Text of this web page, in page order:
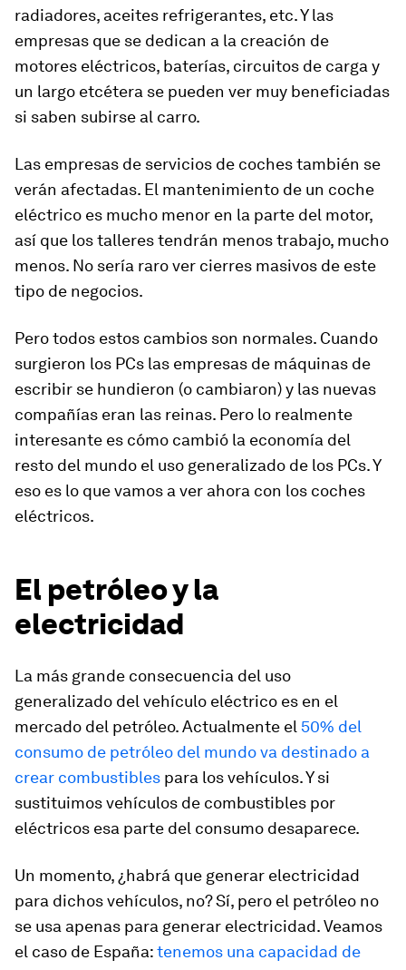
radiadores, aceites refrigerantes, etc. Y las
empresas que se dedican a la creación de
motores eléctricos, baterías, circuitos de carga y
un largo etcétera se pueden ver muy beneficiadas
si saben subirse al carro.
Las empresas de servicios de coches también se
verán afectadas. El mantenimiento de un coche
eléctrico es mucho menor en la parte del motor,
así que los talleres tendrán menos trabajo, mucho
menos. No sería raro ver cierres masivos de este
tipo de negocios.
Pero todos estos cambios son normales. Cuando
surgieron los PCs las empresas de máquinas de
escribir se hundieron (o cambiaron) y las nuevas
compañías eran las reinas. Pero lo realmente
interesante es cómo cambió la economía del
resto del mundo el uso generalizado de los PCs. Y
eso es lo que vamos a ver ahora con los coches
eléctricos.
El petróleo y la
electricidad
La más grande consecuencia del uso
generalizado del vehículo eléctrico es en el
mercado del petróleo. Actualmente el 50% del
consumo de petróleo del mundo va destinado a
crear combustibles para los vehículos. Y si
sustituimos vehículos de combustibles por
eléctricos esa parte del consumo desaparece.
Un momento, ¿habrá que generar electricidad
para dichos vehículos, no? Sí, pero el petróleo no
se usa apenas para generar electricidad. Veamos
el caso de España:tenemos una capacidad de